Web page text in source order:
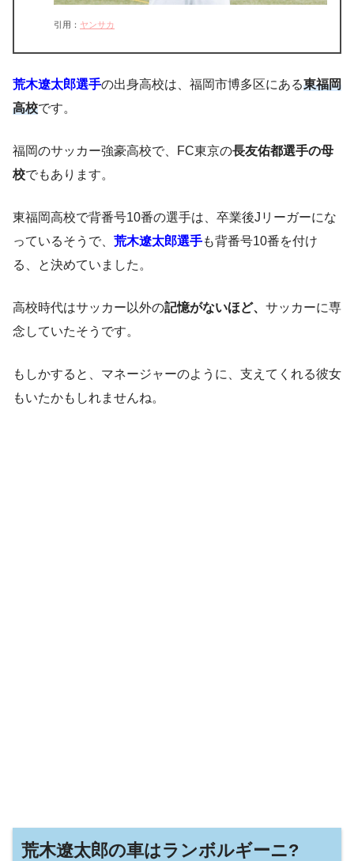
引用： ヤンサカ
荒木遼太郎選手の出身高校は、福岡市博多区にある東福岡
高校です。
福岡のサッカー強豪高校で、FC東京の長友佑都選手の母
校でもあります。
東福岡高校で背番号10番の選手は、卒業後Jリーガーにな
っているそうで、 荒木遼太郎選手も背番号10番を付け
る、と決めていました。
高校時代はサッカー以外の記憶がないほど、 サッカーに専
念していたそうです。
もしかすると、マネージャーのように、支えてくれる彼女
もいたかもしれませんね。
荒木遼太郎の車はランボルギーニ?